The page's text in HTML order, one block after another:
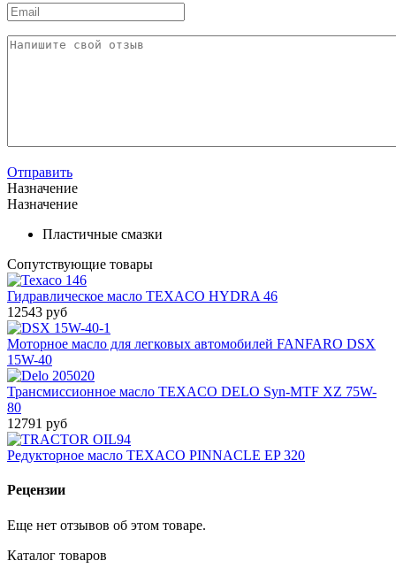
Отправить
Назначение
Назначение
Пластичные смазки
Сопутствующие товары
Гидравлическое масло TEXACO HYDRA 46
12543 руб
Моторное масло для легковых автомобилей FANFARO DSX
15W-40
Трансмиссионное масло TEXACO DELO Syn-MTF XZ 75W-
80
12791 руб
Редукторное масло TEXACO PINNACLE EP 320
Рецензии
Еще нет отзывов об этом товаре.
Каталог товаров